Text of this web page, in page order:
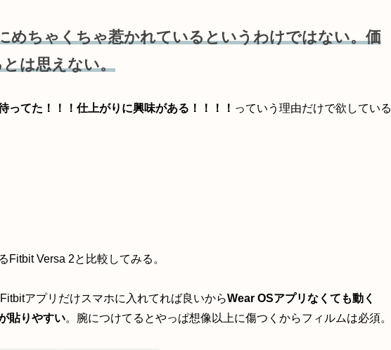
めちゃくちゃ惹かれているというわけではない。価
は思えない。
ってた！！！仕上がりに興味がある！！！！ っていう理由だけで欲している
Fitbit Versa 2と比較してみる。
アプリだけスマホに入れてれば良いからWear OSアプリなくても動く
貼りやすい。腕につけてるとやっぱ想像以上に傷つくからフィルムは必須。